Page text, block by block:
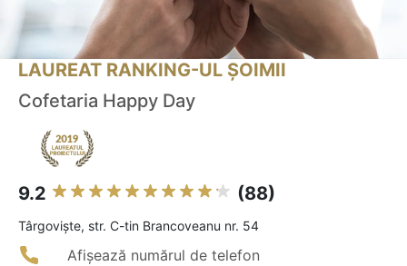
LAUREAT RANKING-UL ȘOIMII
Cofetaria Happy Day
9.2 (88)
Târgovişte, str. C-tin Brancoveanu nr. 54
Afișează numărul de telefon